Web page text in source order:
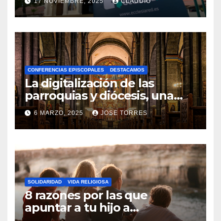
gracias a Ecclesiared
N
O
H
A
Y
C
O
M
N
T
A
R
I
CONFERENCIAS EPISCOPALES DESTACAMOS
La digitalización de las
parroquias y diócesis, una
realidad ya para el futuro de
la Iglesia
6 MARZO, 2025 JOSE TORRES
N
O
H
A
Y
SOLIDARIDAD VIDA RELIGIOSA
8 razones por las que
apuntar a tu hijo a